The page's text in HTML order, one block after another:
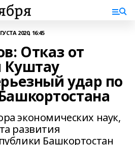
2020, 16:45
Отказ от
Куштау
удар по
экономических наук,
развития
Башкортостан